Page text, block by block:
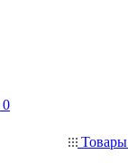
0
Товары